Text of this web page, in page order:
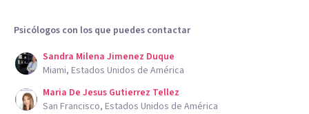
Psicólogos con los que puedes contactar
Sandra Milena Jimenez Duque
Miami, Estados Unidos de América
Maria De Jesus Gutierrez Tellez
San Francisco, Estados Unidos de América